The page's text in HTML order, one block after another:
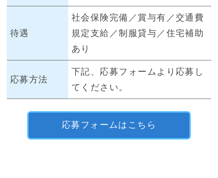
待遇
社会保険完備／賞与有／交通費
規定支給／制服貸与／住宅補助
あり
応募方法
下記、応募フォームより応募し
てください。
応募フォームはこちら